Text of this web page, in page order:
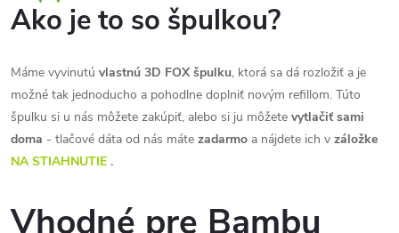
Ako je to so špulkou?
Máme vyvinutú vlastnú 3D FOX špulku, ktorá sa dá rozložiť a je
možné tak jednoducho a pohodlne doplniť novým refillom. Túto
špulku si u nás môžete zakúpiť, alebo si ju môžete vytlačiť sami
doma - tlačové dáta od nás máte zadarmo a nájdete ich v záložke
NA STIAHNUTIE .
Vhodné pre Bambu